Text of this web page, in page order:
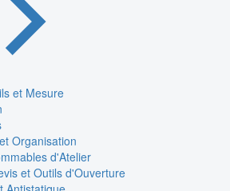
et Mesure
Organisation
d'Atelier
et Outils d'Ouverture